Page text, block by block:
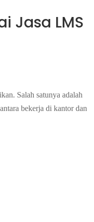
Jasa LMS
Salah satunya adalah
bekerja di kantor dan